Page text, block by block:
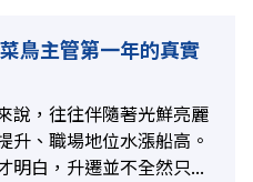
鳥主管第一年的真實
說，往往伴隨著光鮮亮麗
升、職場地位水漲船高。
明白，升遷並不全然只...